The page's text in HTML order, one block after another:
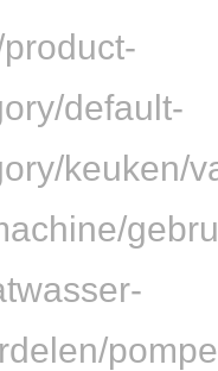
default-
keuken/